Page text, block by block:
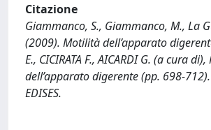
Citazione
Giammanco, S., Giammanco, M., La
(2009). Motilità dell’apparato
E., CICIRATA F., AICARDI G. (a cura
dell’apparato digerente (pp. 698-
EDISES.